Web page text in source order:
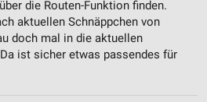
die Routen-Funktion finden.
aktuellen Schnäppchen von
doch mal in die aktuellen
ist sicher etwas passendes für